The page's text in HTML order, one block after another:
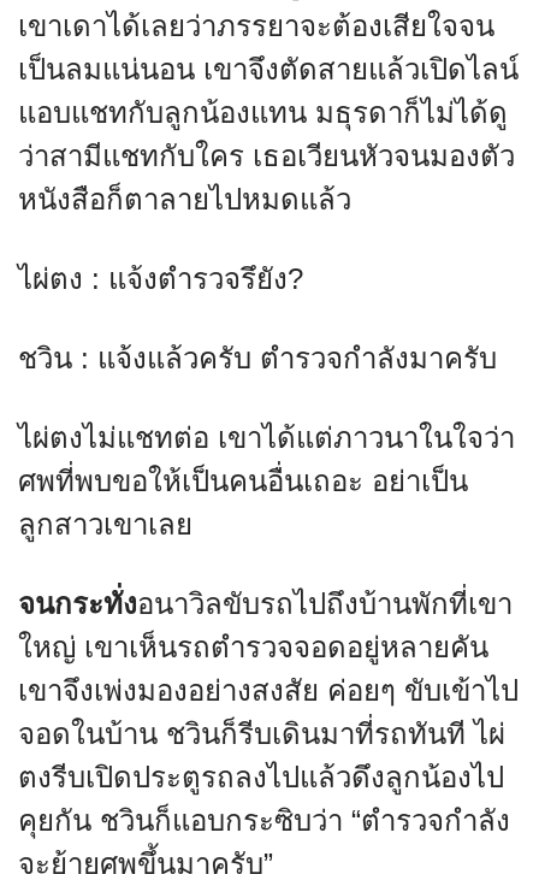
เขาเดาได้เลยว่าภรรยาจะต้องเสียใจจน
เป็นลมแน่นอน เขาจึงตัดสายแล้วเปิดไลน์
แอบแชทกับลูกน้องแทน มธุรดาก็ไม่ได้ดู
ว่าสามีแชทกับใคร เธอเวียนหัวจนมองตัว
หนังสือก็ตาลายไปหมดแล้ว
ไผ่ตง : แจ้งตำรวจรึยัง?
ชวิน : แจ้งแล้วครับ ตำรวจกำลังมาครับ
ไผ่ตงไม่แชทต่อ เขาได้แต่ภาวนาในใจว่า
ศพที่พบขอให้เป็นคนอื่นเถอะ อย่าเป็น
ลูกสาวเขาเลย
จนกระทั่งอนาวิลขับรถไปถึงบ้านพักที่เขา
ใหญ่ เขาเห็นรถตำรวจจอดอยู่หลายคัน
เขาจึงเพ่งมองอย่างสงสัย ค่อยๆ ขับเข้าไป
จอดในบ้าน ชวินก็รีบเดินมาที่รถทันที ไผ่
ตงรีบเปิดประตูรถลงไปแล้วดึงลูกน้องไป
คุยกัน ชวินก็แอบกระซิบว่า “ตำรวจกำลัง
จะย้ายศพขึ้นมาครับ”